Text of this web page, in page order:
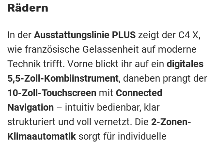
Rädern
In der Ausstattungslinie PLUS zeigt der C4 X,
wie französische Gelassenheit auf moderne
Technik trifft. Vorne blickt ihr auf ein digitales
5,5-Zoll-Kombiinstrument, daneben prangt der
10-Zoll-Touchscreen mit Connected
Navigation – intuitiv bedienbar, klar
strukturiert und voll vernetzt. Die 2-Zonen-
Klimaautomatik sorgt für individuelle